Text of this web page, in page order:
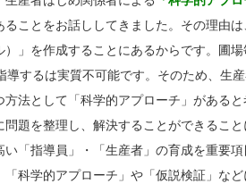
ことをお話ししてきました。その理由
」を作成することにあるからです。圃
するは実質不可能です。そのため、生
法として「科学的アプローチ」がある
題を整理し、解決することができること
「指導員」・「生産者」の育成を重要
科学的アプローチ」や「仮説検証」な